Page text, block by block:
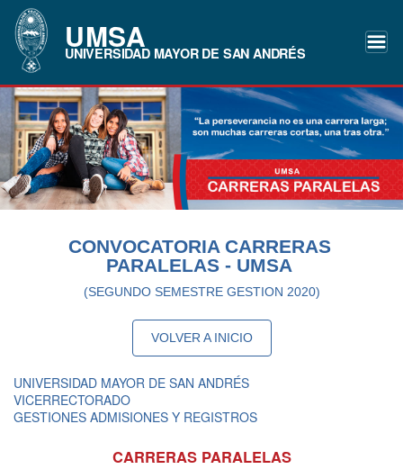
UMSA
UNIVERSIDAD MAYOR DE SAN ANDRÉS
CONVOCATORIA CARRERAS
PARALELAS - UMSA
(SEGUNDO SEMESTRE GESTION 2020)
VOLVER A INICIO
UNIVERSIDAD MAYOR DE SAN ANDRÉS
VICERRECTORADO
GESTIONES ADMISIONES Y REGISTROS
CARRERAS PARALELAS